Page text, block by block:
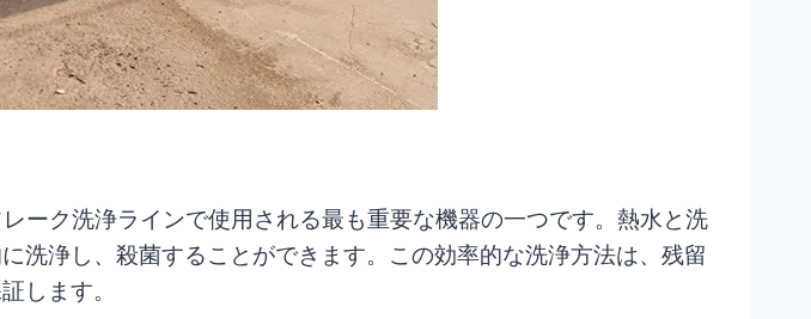
ーク洗浄ラインで使用される最も重要な機器の一つです。熱水と洗
洗浄し、殺菌することができます。この効率的な洗浄方法は、残留
します。